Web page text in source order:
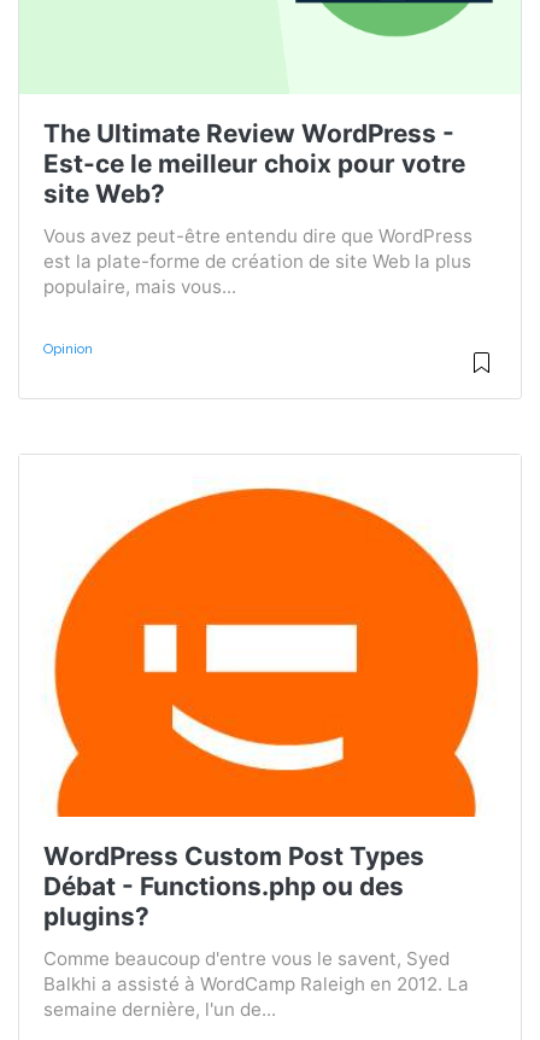
The Ultimate Review WordPress -
Est-ce le meilleur choix pour votre
site Web?
Vous avez peut-être entendu dire que WordPress
est la plate-forme de création de site Web la plus
populaire, mais vous...
Opinion
WordPress Custom Post Types
Débat - Functions.php ou des
plugins?
Comme beaucoup d'entre vous le savent, Syed
Balkhi a assisté à WordCamp Raleigh en 2012. La
semaine dernière, l'un de...